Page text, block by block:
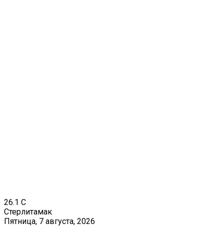
26.1 C
Стерлитамак
Пятница, 7 августа, 2026